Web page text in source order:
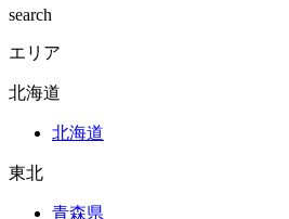
search
エリア
北海道
北海道
東北
青森県